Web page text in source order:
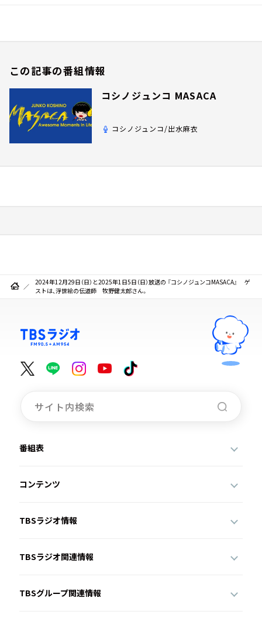
この記事の番組情報
コシノジュンコ MASACA
コシノジュンコ/出水麻衣
2024年12月29日（日）と2025年1日5日（日）放送の 『コシノジュンコMASACA』 ゲ
ストは、浮世絵の伝道師 牧野健太郎さん。
番組表
コンテンツ
TBSラジオ情報
TBSラジオ関連情報
TBSグループ関連情報